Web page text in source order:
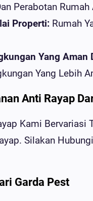
Perabotan
Properti: Rumah
Yang Aman
Yang Lebih
Anti Rayap
Kami Bervariasi
Silakan
Garda Pest